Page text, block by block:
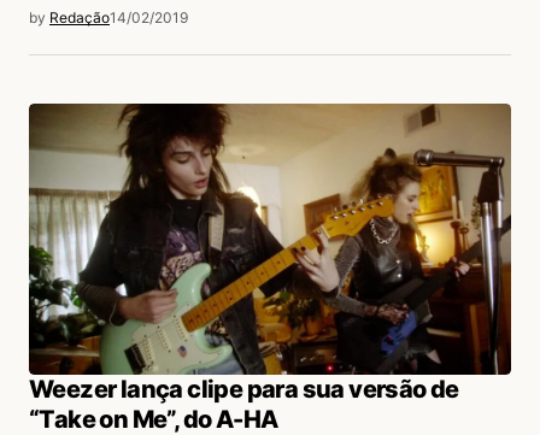
by Redação14/02/2019
Weezer lança clipe para sua versão de
“Take on Me”, do A-HA